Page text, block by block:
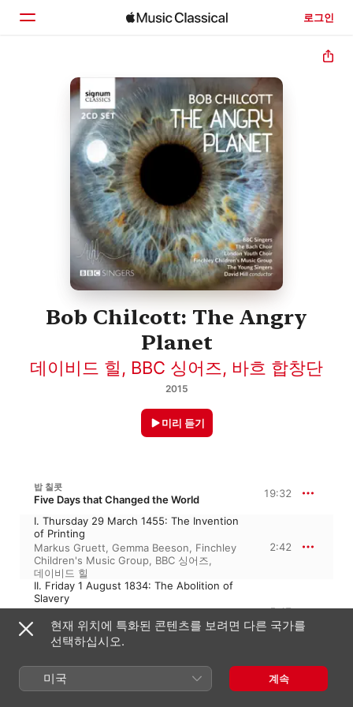
로그인
둘러보기
검색
Bob Chilcott: The Angry
Planet
데이비드 힐, BBC 싱어즈, 바흐 합창단
2015
미리 듣기
밥 칠콧
Five Days that Changed the World 19:32
I. Thursday 29 March 1455: The Invention
of Printing
Markus Gruett, Gemma Beeson, Finchley
Children's Music Group, BBC 싱어즈,
데이비드 힐
2:42
II. Friday 1 August 1834: The Abolition of
Slavery
Finchley Children's Music Group,BBC
싱어즈,Markus Gruett,데이비드 힐
Gemma Beeson
5:47
III. Monday 14 December 1903: The First
Powered Flight
데이비드 힐
BBC 싱어즈
Finchley Children's Music Group,Markus
2:18
현재 위치에 특화된 콘텐츠를 보려면 다른 국가를
선택하십시오.
미국 계속